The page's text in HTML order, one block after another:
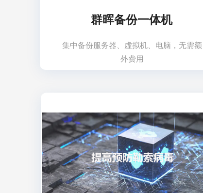
群晖备份一体机
集中备份服务器、虚拟机、电脑，无需额
外费用